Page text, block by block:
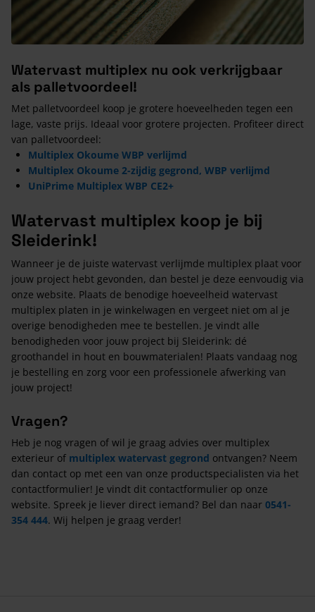
Watervast multiplex nu ook verkrijgbaar
als palletvoordeel!
Met palletvoordeel koop je grotere hoeveelheden tegen een
lage, vaste prijs. Ideaal voor grotere projecten. Profiteer direct
van palletvoordeel:
Multiplex Okoume WBP verlijmd
Multiplex Okoume 2-zijdig gegrond, WBP verlijmd
UniPrime Multiplex WBP CE2+
Watervast multiplex koop je bij
Sleiderink!
Wanneer je de juiste watervast verlijmde multiplex plaat voor
jouw project hebt gevonden, dan bestel je deze eenvoudig via
onze website. Plaats de benodige hoeveelheid watervast
multiplex platen in je winkelwagen en vergeet niet om al je
overige benodigheden mee te bestellen. Je vindt alle
benodigheden voor jouw project bij Sleiderink: dé
groothandel in hout en bouwmaterialen! Plaats vandaag nog
je bestelling en zorg voor een professionele afwerking van
jouw project!
Vragen?
Heb je nog vragen of wil je graag advies over multiplex
exterieur of multiplex watervast gegrond ontvangen? Neem
dan contact op met een van onze productspecialisten via het
contactformulier! Je vindt dit contactformulier op onze
website. Spreek je liever direct iemand? Bel dan naar 0541-
354 444. Wij helpen je graag verder!